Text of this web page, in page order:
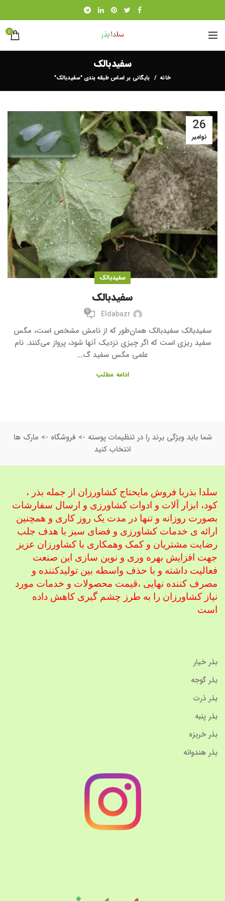
0
سفیدبالک
خانه بایگانی بر اساس طبقه بندی "سفیدبالک"
26
نوامبر
سفیدبالک
سفیدبالک
Eldabazr
0
سفیدبالک سفیدبالک همان‌طور که از نامش مشخص است، مگس
سفید ریزی است که اگر چیزی نزدیک آنها شود، پرواز می‌کنند. نام
علمی مگس سفید گ...
ادامه مطلب
شما باید ویژگی برند را در تنظیمات پوسته -> فروشگاه -> مارک ها
انتخاب کنید
سلدا بذربا فروش مایحتاج کشاورزان از جمله بذر ،
کود، ابزار آلات و ادوات کشاورزی و ارسال سفارشات
بصورت روزانه و تنها در مدت یک روز کاری و همچنین
ارائه ی خدمات کشاورزی و فضای سبز با هدف جلب
رضایت مشتریان و کمک وهمکاری با کشاورزان عزیز
جهت افزایش بهره وری و نوین سازی این صنعت
فعالیت داشته و با حذف واسطه بین تولیدکننده و
مصرف کننده نهایی ،قیمت محصولات و خدمات مورد
نیاز کشاورزان را به طرز چشم گیری کاهش داده
است
بذر خیار
بذر گوجه
بذر ذرت
بذر پنبه
بذر خربزه
بذر هندوانه